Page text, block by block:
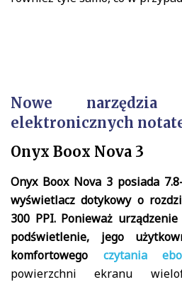
Nowe
elektronicznych
Onyx Boox Nova 3
Onyx Boox Nova 3 posiada
wyświetlacz dotykowy o
300 PPI. Ponieważ
podświetlenie, jego
komfortowego czytania
powierzchni ekranu